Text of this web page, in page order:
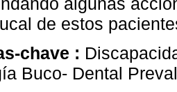
de estos
chave :
Buco- Dental